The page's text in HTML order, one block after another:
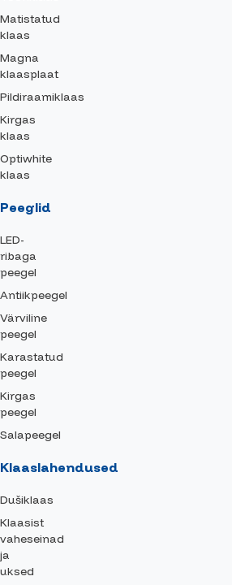
Matistatud
klaas
Magna
klaasplaat
Pildiraamiklaas
Kirgas
klaas
Optiwhite
klaas
Peeglid
LED-
ribaga
peegel
Antiikpeegel
Värviline
peegel
Karastatud
peegel
Kirgas
peegel
Salapeegel
Klaaslahendused
Dušiklaas
Klaasist
vaheseinad
ja
uksed